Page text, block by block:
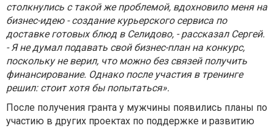
столкнулись с такой же проблемой, вдохновило меня на
бизнес-идею - создание курьерского сервиса по
доставке готовых блюд в Селидово, - рассказал Сергей.
- Я не думал подавать свой бизнес-план на конкурс,
поскольку не верил, что можно без связей получить
финансирование. Однако после участия в тренинге
решил: стоит хотя бы попытаться».
После получения гранта у мужчины появились планы по
участию в других проектах по поддержке и развитию